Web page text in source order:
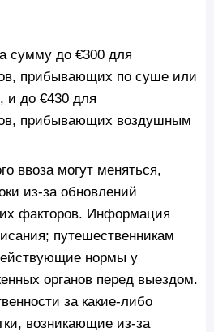
сумму до €300 для
прибывающих по суше или
и до €430 для
прибывающих воздушным
ввоза могут меняться,
из-за обновлений
факторов. Информация
путешественникам
нормы у
органов перед выездом.
за какие-либо
возникающие из-за